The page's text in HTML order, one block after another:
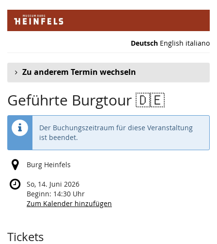
Zum
Haupt-
Deutsch English italiano
Zu anderem Termin wechseln
Geführte Burgtour 🇩🇪
Der Buchungszeitraum für diese Veranstaltung
ist beendet.
Burg Heinfels
So, 14. Juni 2026
Beginn: 14:30 Uhr
Zum Kalender hinzufügen
Produkte
Tickets